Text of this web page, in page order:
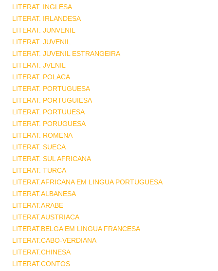
LITERAT. INGLESA
LITERAT. IRLANDESA
LITERAT. JUNVENIL
LITERAT. JUVENIL
LITERAT. JUVENIL ESTRANGEIRA
LITERAT. JVENIL
LITERAT. POLACA
LITERAT. PORTUGUESA
LITERAT. PORTUGUIESA
LITERAT. PORTUUESA
LITERAT. PORUGUESA
LITERAT. ROMENA
LITERAT. SUECA
LITERAT. SUL AFRICANA
LITERAT. TURCA
LITERAT.AFRICANA EM LINGUA PORTUGUESA
LITERAT.ALBANESA
LITERAT.ARABE
LITERAT.AUSTRIACA
LITERAT.BELGA EM LINGUA FRANCESA
LITERAT.CABO-VERDIANA
LITERAT.CHINESA
LITERAT.CONTOS